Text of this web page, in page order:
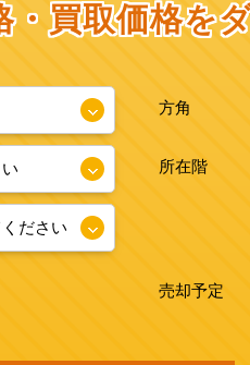
買取価格を
方角
所在階
売却予定